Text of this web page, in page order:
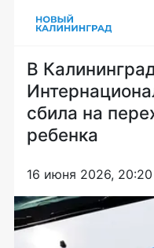
В
сбила на
ребенка
16 июня 2026, 20:20